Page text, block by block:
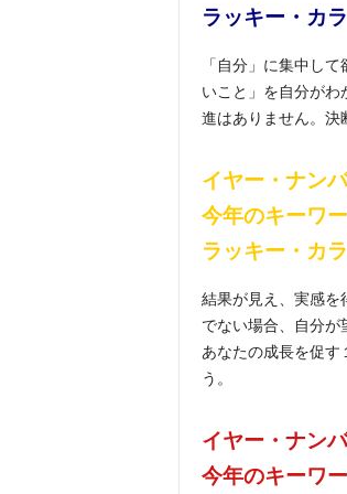
ラッキー・カ
「自分」に集中し
いこと」を自分がわ
進はありません。決
イヤー・ナン
今年のキーワ
ラッキー・カ
結果が見え、実感を
でない場合、自分が
あなたの成長を促す
う。
イヤー・ナン
今年のキーワ